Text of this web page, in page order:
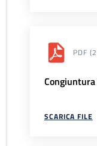
PDF
SCARICA FILE